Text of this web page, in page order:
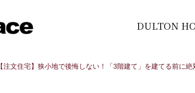
DULTON
【注文住宅】狭小地で後悔しない！「3階建て」を建てる前に